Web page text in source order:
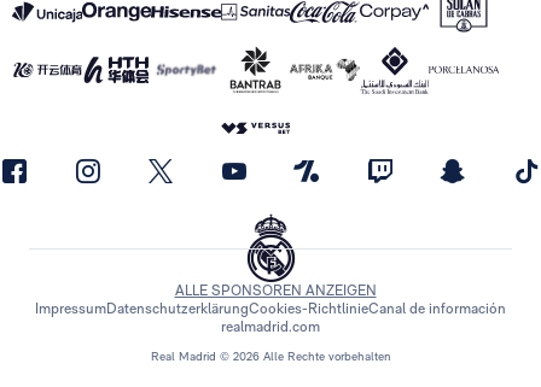
Real Madrid © 2026 Alle Rechte vorbehalten
ALLE SPONSOREN ANZEIGEN
ImpressumDatenschutzerklärungCookies-RichtlinieCanal de información
realmadrid.com